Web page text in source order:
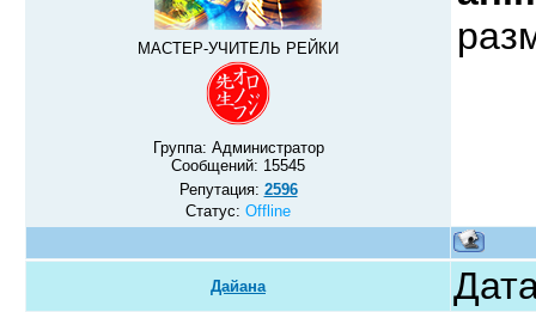
МАСТЕР-УЧИТЕЛЬ РЕЙКИ
Группа: Администратор
Сообщений: 15545
Репутация: 2596
Статус: Offline
Дайана